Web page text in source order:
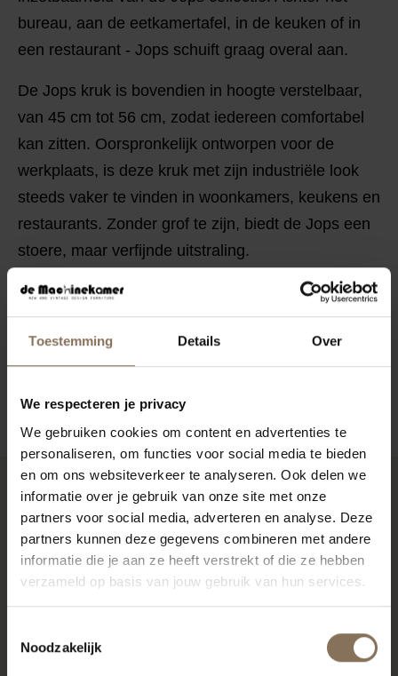
Toestemming Details Over
We respecteren je privacy
We gebruiken cookies om content en advertenties te
personaliseren, om functies voor social media te bieden
en om ons websiteverkeer te analyseren. Ook delen we
informatie over je gebruik van onze site met onze
partners voor social media, adverteren en analyse. Deze
partners kunnen deze gegevens combineren met andere
informatie die je aan ze heeft verstrekt of die ze hebben
verzameld op basis van jouw gebruik van hun services.
Noodzakelijk
bureau, aan de eetkamertafel, in de keuken of in
een restaurant - Jops schuift graag overal aan.
De Jops kruk is bovendien in hoogte verstelbaar,
van 45 cm tot 56 cm, zodat iedereen comfortabel
kan zitten. Oorspronkelijk ontworpen voor de
werkplaats, is deze kruk met zijn industriële look
steeds vaker te vinden in woonkamers, keukens en
restaurants. Zonder grof te zijn, biedt de Jops een
stoere, maar verfijnde uitstraling.
KENMERKEN
RECENT BEKEKEN